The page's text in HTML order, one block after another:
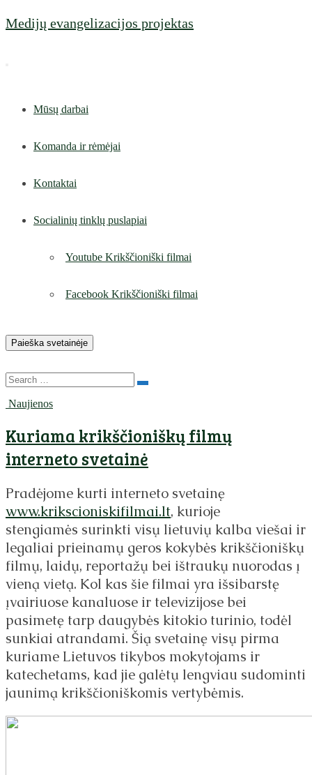
to
Medijų evangelizacijos projektas
Mūsų darbai
Komanda ir rėmėjai
Kontaktai
Socialinių tinklų puslapiai
Youtube Krikščioniški filmai
Facebook Krikščioniški filmai
Paieška svetainėje
Search
Naujienos
Kuriama krikščioniškų filmų
interneto svetainė
Pradėjome kurti interneto svetainę
www.krikscioniskifilmai.lt, kurioje
stengiamės surinkti visų lietuvių kalba viešai ir
legaliai prieinamų geros kokybės krikščioniškų
filmų, laidų, reportažų bei ištraukų nuorodas į
vieną vietą. Kol kas šie filmai yra išsibarstę
įvairiuose kanaluose ir televizijose bei
pasimetę tarp daugybės kitokio turinio, todėl
sunkiai atrandami. Šią svetainę visų pirma
kuriame Lietuvos tikybos mokytojams ir
katechetams, kad jie galėtų lengviau sudominti
jaunimą krikščioniškomis vertybėmis.